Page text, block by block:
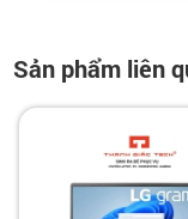
Sản phẩm liên